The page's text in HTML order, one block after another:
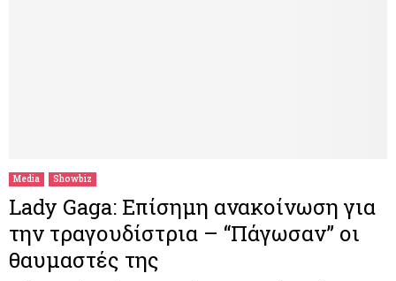
Media Showbiz
Lady Gaga: Επίσημη ανακοίνωση για
την τραγουδίστρια – “Πάγωσαν” οι
θαυμαστές της